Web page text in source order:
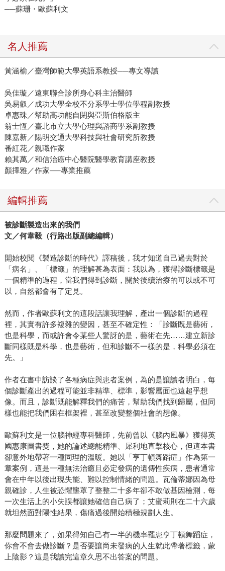
──蘇珊・歐蘇利文
名人推薦
黃涵榆／臺灣師範大學英語系教授──專文導讀
吳佳璇／遠東聯合診所身心科主治醫師
吳易叡／成功大學全校不分系學士學位學程副教授
卓惠珠／幫助高功能自閉與亞斯伯格版主
翁士恆／臺北市立大學心理與諮商學系副教授
陳嘉新／陽明交通大學科技與社會研究所教授
番紅花／親職作家
賴其萬／和信治癌中心醫院醫學教育講座教授
顏擇雅／作家──專業推薦
編輯推薦
被診斷製造出來的我們
文／何韋毅（行路出版副總編輯）
開始校閱《製造診斷的時代》譯稿後，我才知道自己過去對於
「病名」、「標籤」的理解甚為表面：我以為，獲得診斷標籤是
一個精準的過程，當我們得到診斷，關於後續治療的可以或不可
以，自然都會有了定見。
然而，作者歐蘇利文的這段話讓我理解，產出一個診斷的過程
裡，其實有許多複雜的變因，甚至不確定性：「診斷既是藝術，
也是科學，而或許會令某些人驚訝的是，藝術在先……建立新診
斷同樣既是科學，也是藝術，但和診斷不一樣的是，科學必須在
先。」
作者在書中訪談了各種病症與患者案例，為的是讓讀者明白，每
個診斷產出的過程可能並非精準、標準，影響層面也遠超乎想
像。而且，診斷既能解釋我們的痛苦，幫助我們找到歸屬，但同
樣也能把我們困在框架裡，甚至改變整個社會的想像。
歐蘇利文是一位腦神經專科醫師，先前曾以《腦內風暴》獲得英
國惠康圖書獎，她的論述總能精準、犀利地直擊核心，但這本書
卻意外地帶著一種同理的溫暖。她以「亨丁頓舞蹈症」作為第一
章案例，這是一種無法治癒且必定發病的遺傳性疾病，患者通常
會在中年以後出現失能、難以控制情緒的問題。瓦倫蒂娜因為母
親確診，人生被恐懼壟罩了整整二十多年卻不敢做基因檢測，每
一次生活上的小失誤都讓她確信自己病了；艾蜜莉則在二十六歲
就坦然面對陽性結果，傷痛過後開始積極規劃人生。
那麼問題來了，如果得知自己有一半的機率罹患亨丁頓舞蹈症，
你會不會去做診斷？是否要讓尚未發病的人生就此帶著標籤，蒙
上陰影？這是我讀完這章久思不出答案的問題。